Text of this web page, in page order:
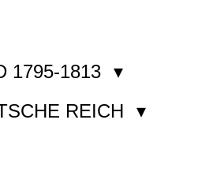
1795-1813
REICH